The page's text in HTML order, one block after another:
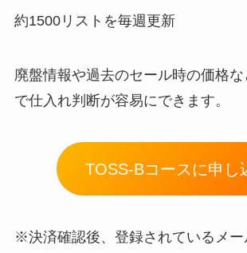
約1500リストを毎週更新
廃盤情報や過去のセール時の価格
で仕入れ判断が容易にできます。
TOSS-Bコースに申し
※決済確認後、登録されているメー